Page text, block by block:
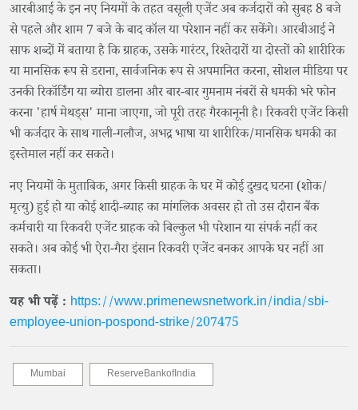
आरबीआई के इन नए नियमों के तहत वसूली एजेंट अब कर्जदारों को सुबह 8 बजे
से पहले और शाम 7 बजे के बाद कॉल या परेशान नहीं कर सकेंगे। आरबीआई ने
साफ शब्दों में बताया है कि ग्राहक, उसके गारंटर, रिश्तेदारों या दोस्तों को शारीरिक
या मानसिक रूप से डराना, सार्वजनिक रूप से अपमानित करना, सोशल मीडिया पर
उनकी रिकॉर्डिंग या ब्योरा डालना और बार-बार गुमनाम नंबरों से धमकी भरे फोन
करना 'हार्ष मेथड्स' माना जाएगा, जो पूरी तरह गैरकानूनी है। रिकवरी एजेंट किसी
भी कर्जदार के साथ गाली-गलौज, अभद्र भाषा या शारीरिक/मानसिक धमकी का
इस्तेमाल नहीं कर सकते।
नए नियमों के मुताबिक, अगर किसी ग्राहक के घर में कोई दुखद घटना (शोक/
मृत्यु) हुई हो या कोई शादी-ब्याह का मांगलिक अवसर हो तो उस दौरान बैंक
कर्मचारी या रिकवरी एजेंट ग्राहक को बिल्कुल भी परेशान या संपर्क नहीं कर
सकते। अब कोई भी ऐरा-गैरा इंसान रिकवरी एजेंट बनकर आपके घर नहीं आ
सकता।
यह भी पढ़ें : https://www.primenewsnetwork.in/india/sbi-
employee-union-pospond-strike/207475
Mumbai ReserveBankofIndia